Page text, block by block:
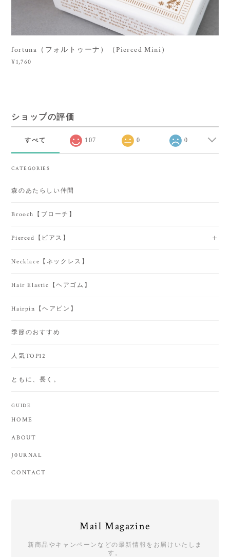
fortuna（フォルトゥーナ）（Pierced Mini）
¥1,760
ショップの評価
すべて 107 0 0
CATEGORIES
森のあたらしい仲間
Brooch【ブローチ】
Pierced【ピアス】
Necklace【ネックレス】
Hair Elastic【ヘアゴム】
Hairpin【ヘアピン】
季節のおすすめ
人気TOP12
ともに、長く。
GUIDE
HOME
ABOUT
J0URNAL
CONTACT
Mail Magazine
新商品やキャンペーンなどの最新情報をお届けいたしま
す。